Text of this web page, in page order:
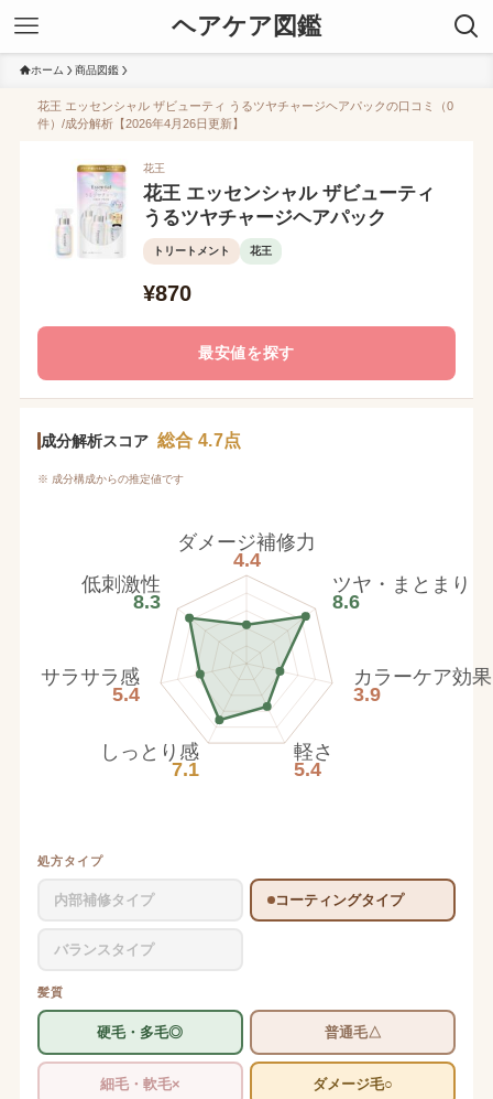
ヘアケア図鑑
ホーム 商品図鑑
花王 エッセンシャル ザビューティ うるツヤチャージヘアパックの口コミ（0
件）/成分解析【2026年4月26日更新】
花王
花王 エッセンシャル ザビューティ
うるツヤチャージヘアパック
トリートメント 花王
¥870
最安値を探す
成分解析スコア 総合 4.7点
※ 成分構成からの推定値です
ダメージ補修力
4.4
ツヤ・まとまり
8.6
カラーケア効果
3.9
軽さ
5.4
しっとり感
7.1
サラサラ感
5.4
低刺激性
8.3
処方タイプ
内部補修タイプ コーティングタイプ
バランスタイプ
髪質
硬毛・多毛◎ 普通毛△
細毛・軟毛× ダメージ毛○